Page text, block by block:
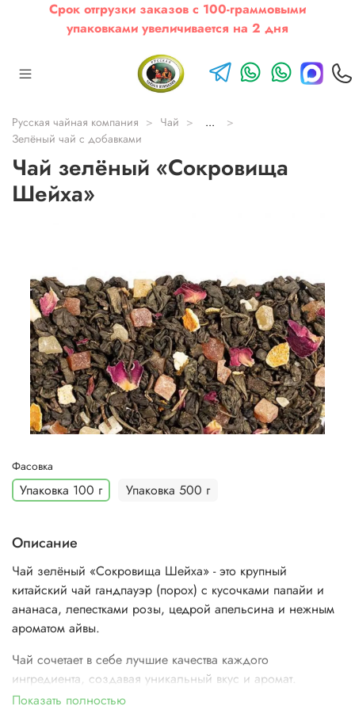
Срок отгрузки заказов с 100-граммовыми
упаковками увеличивается на 2 дня
Русская чайная компания Чай
...
Зелёный чай с добавками
Чай зелёный «Сокровища
Шейха»
Фасовка
Упаковка 100 г Упаковка 500 г
Описание
Чай зелёный «Сокровища Шейха» - это крупный
китайский чай гандпауэр (порох) с кусочками папайи и
ананаса, лепестками розы, цедрой апельсина и нежным
ароматом айвы.
Чай сочетает в себе лучшие качества каждого
ингредиента, создавая уникальный вкус и аромат.
Показать полностью